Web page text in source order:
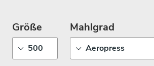
Größe Mahlgrad